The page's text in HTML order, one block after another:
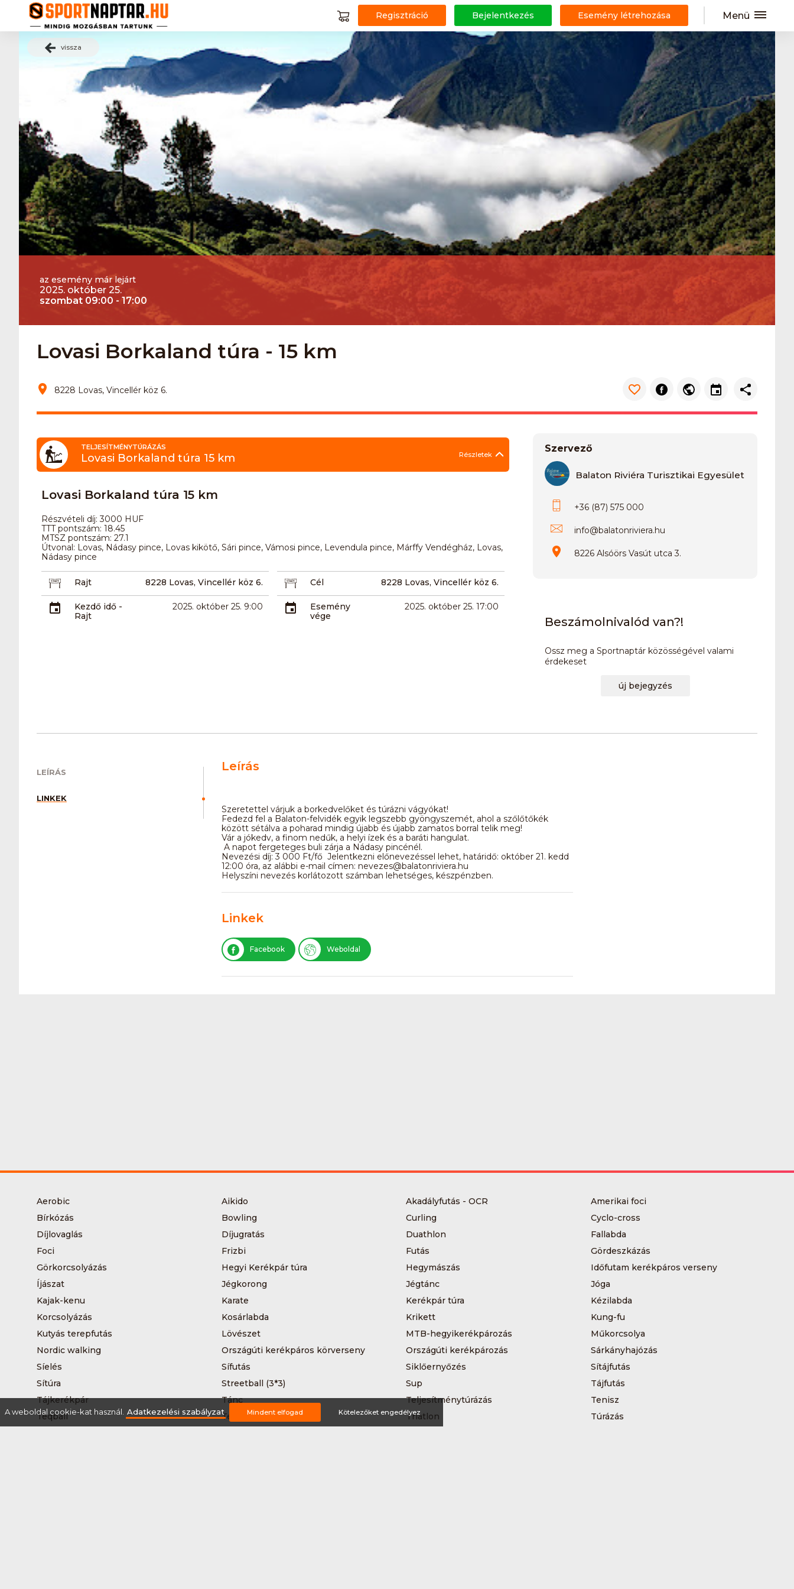
Regisztráció Bejelentkezés Esemény létrehozása Menü
vissza
az esemény már lejárt
2025. október 25.
szombat 09:00 - 17:00
Lovasi Borkaland túra - 15 km
8228 Lovas, Vincellér köz 6.
TELJESÍTMÉNYTÚRÁZÁS
Lovasi Borkaland túra 15 km Részletek
Lovasi Borkaland túra 15 km
Részvételi díj: 3000 HUF
TTT pontszám: 18.45
MTSZ pontszám: 27.1
Útvonal: Lovas, Nádasy pince, Lovas kikötő, Sári pince, Vámosi pince, Levendula pince, Márffy Vendégház, Lovas,
Nádasy pince
Rajt 8228 Lovas, Vincellér köz 6. Cél 8228 Lovas, Vincellér köz 6.
Kezdő idő -
Rajt
2025. október 25. 9:00
Esemény
vége
2025. október 25. 17:00
Szervező
Balaton Riviéra Turisztikai Egyesület
+36 (87) 575 000
info@balatonriviera.hu
8226 Alsóörs Vasút utca 3.
Beszámolnivalód van?!
Ossz meg a Sportnaptár közösségével valami
érdekeset
új bejegyzés
LEÍRÁS
LINKEK
Leírás
Szeretettel várjuk a borkedvelőket és túrázni vágyókat!
Fedezd fel a Balaton-felvidék egyik legszebb gyöngyszemét, ahol a szőlőtőkék
között sétálva a poharad mindig újabb és újabb zamatos borral telik meg!
Vár a jókedv, a finom nedűk, a helyi ízek és a baráti hangulat.
A napot fergeteges buli zárja a Nádasy pincénél.
Nevezési díj: 3 000 Ft/fő Jelentkezni előnevezéssel lehet, határidő: október 21. kedd
12:00 óra, az alábbi e-mail címen: nevezes@balatonriviera.hu
Helyszíni nevezés korlátozott számban lehetséges, készpénzben.
Linkek
Facebook Weboldal
Aerobic Aikido Akadályfutás - OCR
Amerikai foci
Bírkózás
Bowling Curling
Cyclo-cross
Díjlovaglás
Díjugratás Duathlon
Fallabda
Foci
Frizbi Futás
Gördeszkázás
Görkorcsolyázás
Hegyi Kerékpár túra Hegymászás
Időfutam kerékpáros verseny
Íjászat
Jégkorong Jégtánc
Jóga
Kajak-kenu
Karate Kerékpár túra
Kézilabda
Korcsolyázás
Kosárlabda Krikett
Kung-fu
Kutyás terepfutás
Lövészet MTB-hegyikerékpározás
Műkorcsolya
Nordic walking
Országúti kerékpáros körverseny Országúti kerékpározás
Sárkányhajózás
Síelés
Sífutás Siklőernyőzés
Sítájfutás
Sítúra
Streetball (3*3) Sup
Tájfutás
Tájkerékpár
Tánc Teljesítménytúrázás
Tenisz
Teqball
Terepfutás Triatlon
Túrázás
A weboldal cookie-kat használ. Adatkezelési szabályzat Mindent elfogad Kötelezőket engedélyez